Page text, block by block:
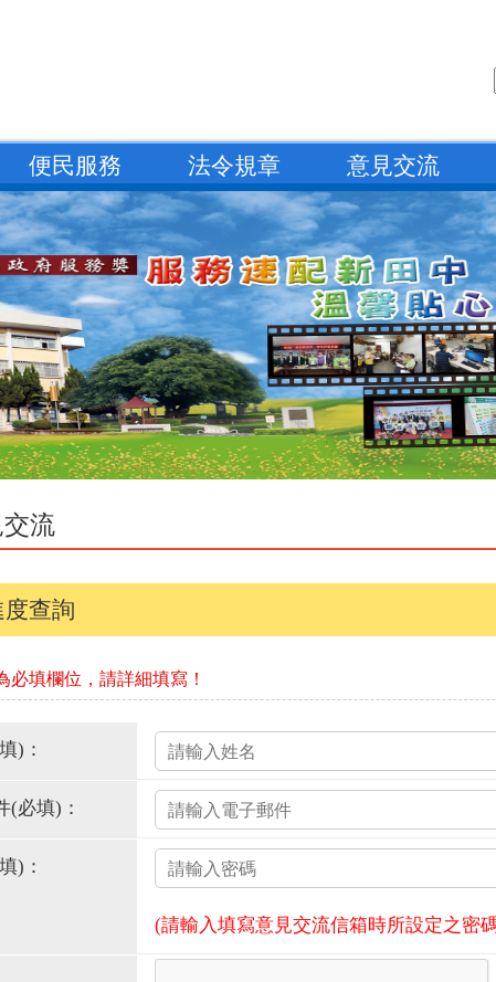
便民服務 法令規章 意見交流
流
度查詢
填欄位，請詳細填寫！
)：
(必填)：
)：
(請輸入填寫意見交流信箱時所設定之密